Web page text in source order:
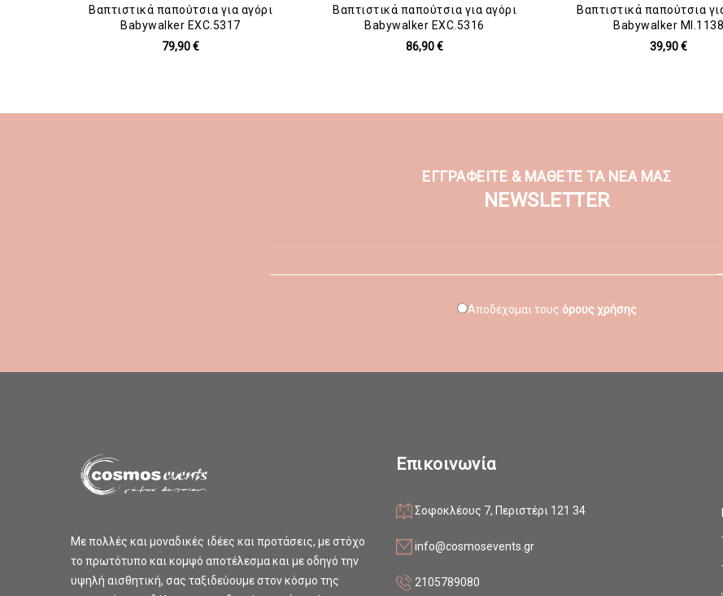
Βαπτιστικά παπούτσια για αγόρι
Babywalker EXC.5317
79,90 €
Βαπτιστικά παπούτσια για αγόρι
Babywalker EXC.5316
86,90 €
Βαπτιστικά παπούτσια
Babywalker MI.1138
39,90 €
ΕΓΓΡΑΦΕΙΤΕ & ΜΑΘΕΤΕ ΤΑ ΝΕΑ ΜΑΣ
NEWSLETTER
Αποδέχομαι τους όρους χρήσης
Με πολλές και μοναδικές ιδέες και προτάσεις, με στόχο
το πρωτότυπο και κομψό αποτέλεσμα και με οδηγό την
υψηλή αισθητική, σας ταξιδεύουμε στον κόσμο της
Επικοινωνία
Σοφοκλέους 7, Περιστέρι 121 34
info@cosmosevents.gr
2105789080